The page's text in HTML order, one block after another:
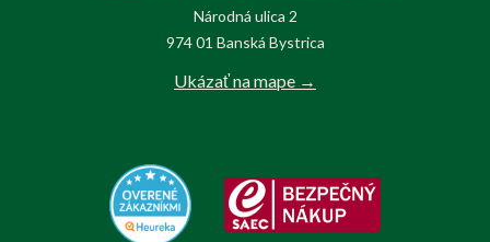
Národná ulica 2
974 01 Banská Bystrica
Ukázať na mape →